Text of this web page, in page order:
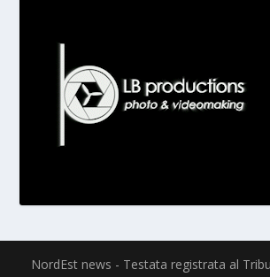
NordEst news - Testata registrata al